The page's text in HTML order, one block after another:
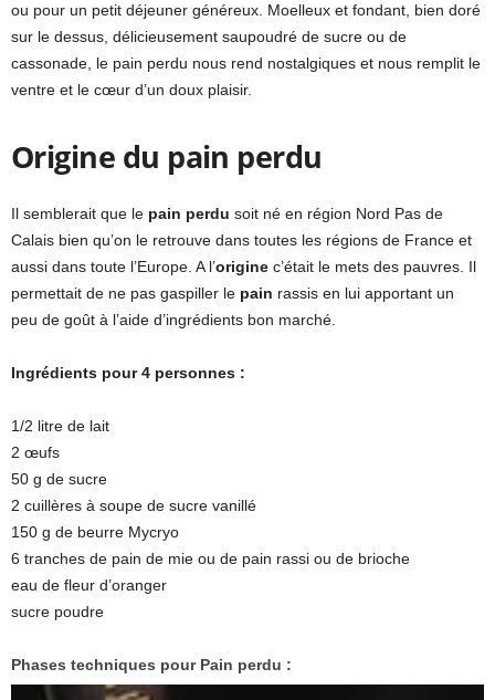
ou pour un petit déjeuner généreux. Moelleux et fondant, bien doré
sur le dessus, délicieusement saupoudré de sucre ou de
cassonade, le pain perdu nous rend nostalgiques et nous remplit le
ventre et le cœur d’un doux plaisir.
Origine du pain perdu
Il semblerait que le pain perdu soit né en région Nord Pas de
Calais bien qu’on le retrouve dans toutes les régions de France et
aussi dans toute l’Europe. A l’origine c’était le mets des pauvres. Il
permettait de ne pas gaspiller le pain rassis en lui apportant un
peu de goût à l’aide d’ingrédients bon marché.
Ingrédients pour 4 personnes :
1/2 litre de lait
2 œufs
50 g de sucre
2 cuillères à soupe de sucre vanillé
150 g de beurre Mycryo
6 tranches de pain de mie ou de pain rassi ou de brioche
eau de fleur d’oranger
sucre poudre
Phases techniques pour Pain perdu :